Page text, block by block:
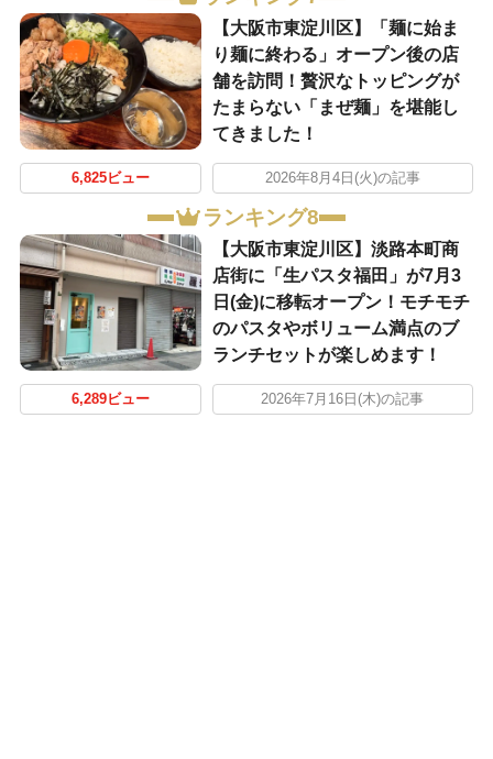
【大阪市東淀川区】「麺に始ま
り麺に終わる」オープン後の店
舗を訪問！贅沢なトッピングが
たまらない「まぜ麺」を堪能し
てきました！
6,825ビュー 2026年8月4日(火)の記事
ランキング8
【大阪市東淀川区】淡路本町商
店街に「生パスタ福田」が7月3
日(金)に移転オープン！モチモチ
のパスタやボリューム満点のブ
ランチセットが楽しめます！
6,289ビュー 2026年7月16日(木)の記事